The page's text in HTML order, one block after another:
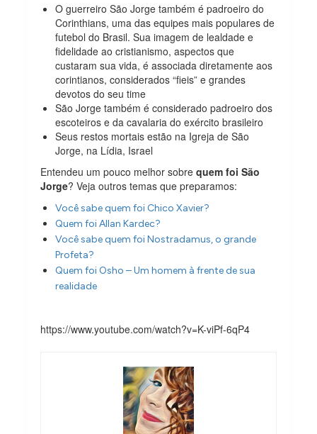
O guerreiro São Jorge também é padroeiro do
Corinthians, uma das equipes mais populares de
futebol do Brasil. Sua imagem de lealdade e
fidelidade ao cristianismo, aspectos que
custaram sua vida, é associada diretamente aos
corintianos, considerados “fieis” e grandes
devotos do seu time
São Jorge também é considerado padroeiro dos
escoteiros e da cavalaria do exército brasileiro
Seus restos mortais estão na Igreja de São
Jorge, na Lídia, Israel
Entendeu um pouco melhor sobrequem foi São
Jorge? Veja outros temas que preparamos:
Você sabe quem foi Chico Xavier?
Quem foi Allan Kardec?
Você sabe quem foi Nostradamus, o grande
Profeta?
Quem foi Osho – Um homem à frente de sua
realidade
https://www.youtube.com/watch?v=K-viPf-6qP4